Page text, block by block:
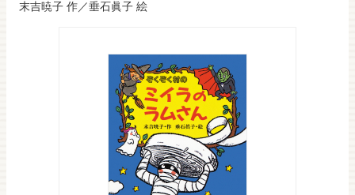
末吉暁子 作／垂石眞子 絵